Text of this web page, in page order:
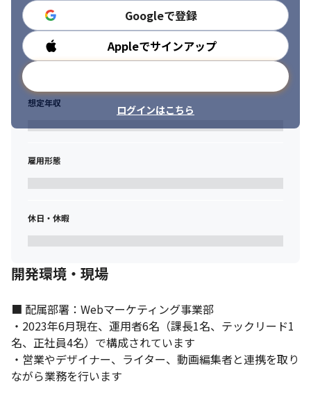
Googleで登録
Appleでサインアップ
ログインはこちら
勤務時間
想定年収
雇用形態
休日・休暇
開発環境・現場
■ 配属部署：Webマーケティング事業部
・2023年6月現在、運用者6名（課長1名、テックリード1
名、正社員4名）で構成されています
・営業やデザイナー、ライター、動画編集者と連携を取り
ながら業務を行います